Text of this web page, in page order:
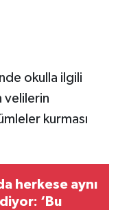
okulla ilgili
velilerin
kurması
herkese aynı
‘Bu